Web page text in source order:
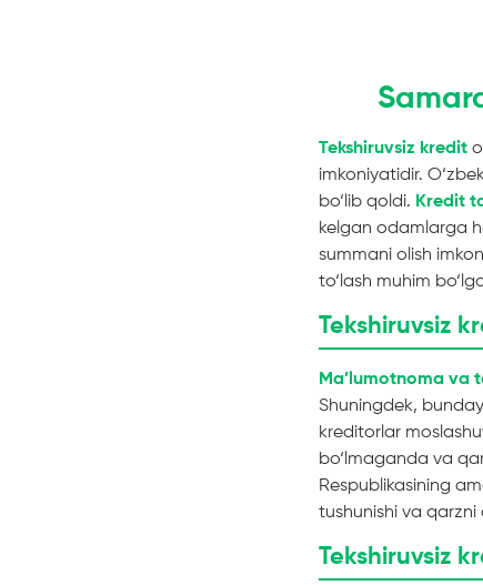
Tekshiruvsiz kredit
imkoniyatidir.
bo‘lib qoldi. Kredit
kelgan odamlarga
summani olish
to‘lash muhim
Tekshiruvsiz
Ma’lumotnoma va
Shuningdek,
kreditorlar
bo‘lmaganda va
Respublikasining
tushunishi va qarzni
Tekshiruvsiz